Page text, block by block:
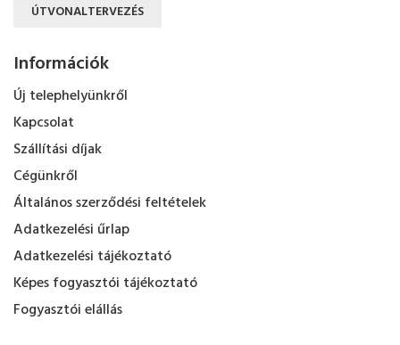
ÚTVONALTERVEZÉS
Információk
Új telephelyünkről
Kapcsolat
Szállítási díjak
Cégünkről
Általános szerződési feltételek
Adatkezelési űrlap
Adatkezelési tájékoztató
Képes fogyasztói tájékoztató
Fogyasztói elállás